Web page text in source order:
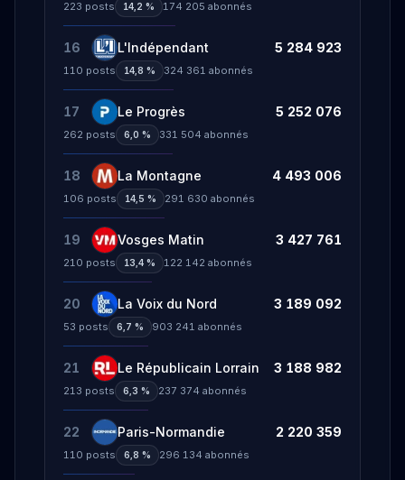
223 posts 14,2 % 174 205 abonnés
16 L'Indépendant 5 284 923
110 posts 14,8 % 324 361 abonnés
17 Le Progrès 5 252 076
262 posts 6,0 % 331 504 abonnés
18 La Montagne 4 493 006
106 posts 14,5 % 291 630 abonnés
19 Vosges Matin 3 427 761
210 posts 13,4 % 122 142 abonnés
20 La Voix du Nord 3 189 092
53 posts 6,7 % 903 241 abonnés
21 Le Républicain Lorrain 3 188 982
213 posts 6,3 % 237 374 abonnés
22 Paris-Normandie 2 220 359
110 posts 6,8 % 296 134 abonnés